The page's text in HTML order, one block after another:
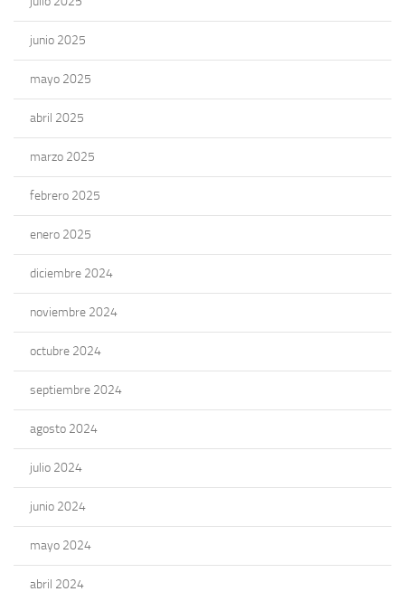
junio 2025
mayo 2025
abril 2025
marzo 2025
febrero 2025
enero 2025
diciembre 2024
noviembre 2024
octubre 2024
septiembre 2024
agosto 2024
julio 2024
junio 2024
mayo 2024
abril 2024